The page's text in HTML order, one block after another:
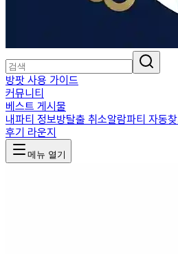
방팟 사용 가이드
커뮤니티
베스트 게시물
내파티 정보방탈출 취소알람파티 자동
후기 라운지
메뉴 열기